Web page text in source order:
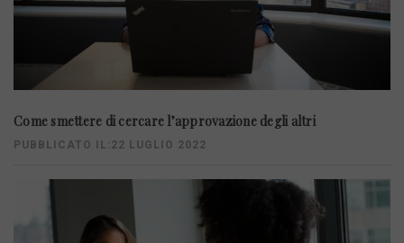
Come smettere di cercare l’approvazione degli altri
PUBBLICATO IL:22 LUGLIO 2022